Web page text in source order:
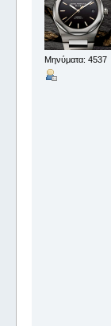
Μηνύματα: 4537